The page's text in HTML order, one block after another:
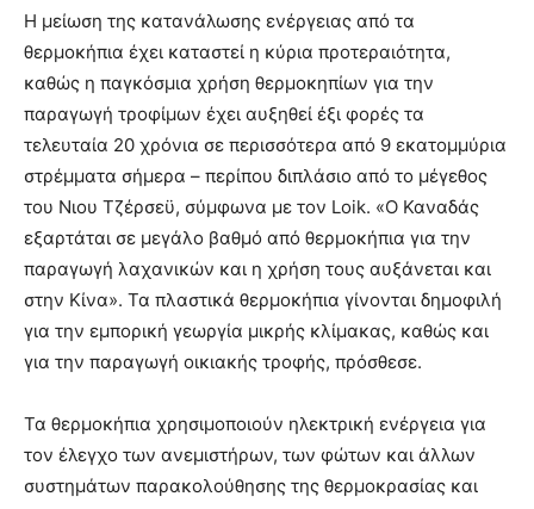
Η μείωση της κατανάλωσης ενέργειας από τα
θερμοκήπια έχει καταστεί η κύρια προτεραιότητα,
καθώς η παγκόσμια χρήση θερμοκηπίων για την
παραγωγή τροφίμων έχει αυξηθεί έξι φορές τα
τελευταία 20 χρόνια σε περισσότερα από 9 εκατομμύρια
στρέμματα σήμερα – περίπου διπλάσιο από το μέγεθος
του Νιου Τζέρσεϋ, σύμφωνα με τον Loik. «Ο Καναδάς
εξαρτάται σε μεγάλο βαθμό από θερμοκήπια για την
παραγωγή λαχανικών και η χρήση τους αυξάνεται και
στην Κίνα». Τα πλαστικά θερμοκήπια γίνονται δημοφιλή
για την εμπορική γεωργία μικρής κλίμακας, καθώς και
για την παραγωγή οικιακής τροφής, πρόσθεσε.
Τα θερμοκήπια χρησιμοποιούν ηλεκτρική ενέργεια για
τον έλεγχο των ανεμιστήρων, των φώτων και άλλων
συστημάτων παρακολούθησης της θερμοκρασίας και